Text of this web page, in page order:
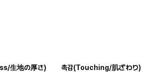
生地の厚さ) 촉감(Touching/肌ざわり)